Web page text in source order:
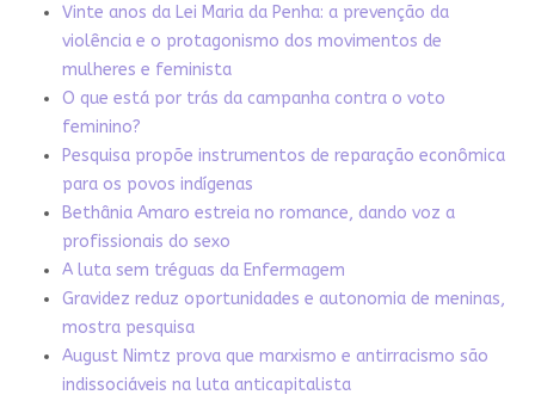
Vinte anos da Lei Maria da Penha: a prevenção da
violência e o protagonismo dos movimentos de
mulheres e feminista
O que está por trás da campanha contra o voto
feminino?
Pesquisa propõe instrumentos de reparação econômica
para os povos indígenas
Bethânia Amaro estreia no romance, dando voz a
profissionais do sexo
A luta sem tréguas da Enfermagem
Gravidez reduz oportunidades e autonomia de meninas,
mostra pesquisa
August Nimtz prova que marxismo e antirracismo são
indissociáveis na luta anticapitalista